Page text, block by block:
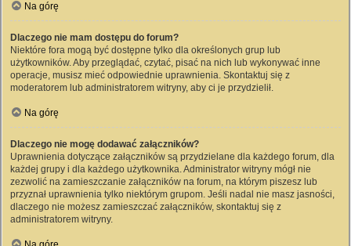
Na górę
Dlaczego nie mam dostępu do forum?
Niektóre fora mogą być dostępne tylko dla określonych grup lub
użytkowników. Aby przeglądać, czytać, pisać na nich lub wykonywać inne
operacje, musisz mieć odpowiednie uprawnienia. Skontaktuj się z
moderatorem lub administratorem witryny, aby ci je przydzielił.
Na górę
Dlaczego nie mogę dodawać załączników?
Uprawnienia dotyczące załączników są przydzielane dla każdego forum, dla
każdej grupy i dla każdego użytkownika. Administrator witryny mógł nie
zezwolić na zamieszczanie załączników na forum, na którym piszesz lub
przyznał uprawnienia tylko niektórym grupom. Jeśli nadal nie masz jasności,
dlaczego nie możesz zamieszczać załączników, skontaktuj się z
administratorem witryny.